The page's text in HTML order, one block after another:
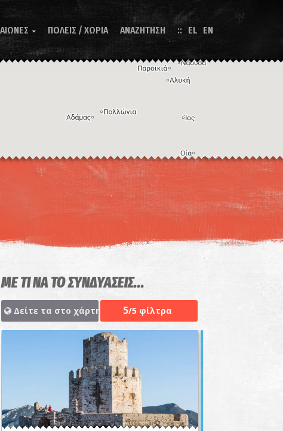
 ΠΟΛΕΙΣ / ΧΩΡΙΑ ΑΝΑΖΗΤΗΣΗ EL EN
Συντομεύσεις πληκτρολογίου Η εικόνα ενδέχεται να υπόκειται σε πνευματικά δικαιώματα
ΜΕ ΤΙ ΝΑ ΤΟ ΣΥΝΔΥΑΣΕΙΣ...
Δείτε τα στο χάρτη 5/5 φίλτρα